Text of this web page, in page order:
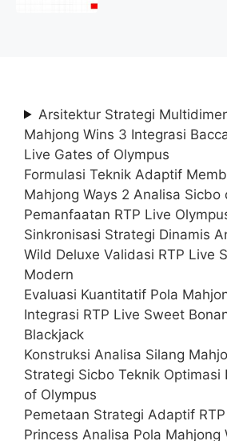
Arsitektur Strategi
Mahjong Wins 3 Integrasi
Live Gates of Olympus
Formulasi Teknik Adaptif
Mahjong Ways 2 Analisa Sicbo
Pemanfaatan RTP Live
Sinkronisasi Strategi Dinamis
Wild Deluxe Validasi RTP Live
Modern
Evaluasi Kuantitatif Pola
Integrasi RTP Live Sweet
Blackjack
Konstruksi Analisa Silang
Strategi Sicbo Teknik Optimasi
of Olympus
Pemetaan Strategi Adaptif
Princess Analisa Pola Mahjong